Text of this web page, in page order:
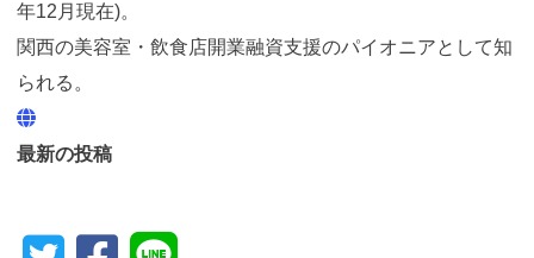
年12月現在)。
関西の美容室・飲食店開業融資支援のパイオニアとして知
られる。
最新の投稿